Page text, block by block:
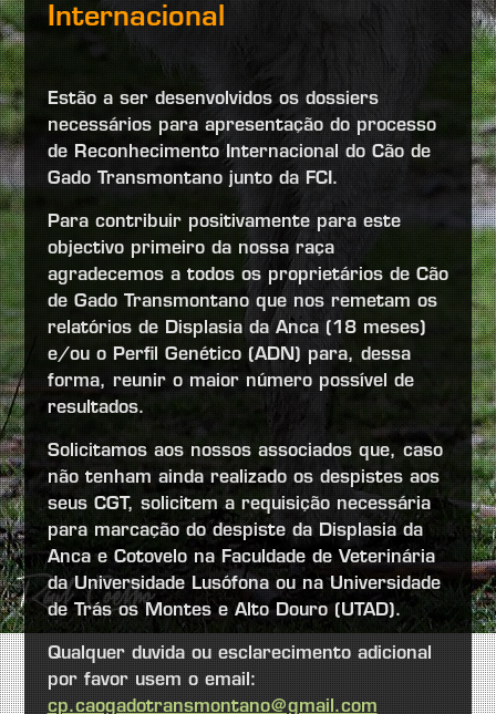
Internacional
Estão a ser desenvolvidos os dossiers
necessários para apresentação do processo
de Reconhecimento Internacional do Cão de
Gado Transmontano junto da FCI.
Para contribuir positivamente para este
objectivo primeiro da nossa raça
agradecemos a todos os proprietários de Cão
de Gado Transmontano que nos remetam os
relatórios de Displasia da Anca (18 meses)
e/ou o Perfil Genético (ADN) para, dessa
forma, reunir o maior número possível de
resultados.
Solicitamos aos nossos associados que, caso
não tenham ainda realizado os despistes aos
seus CGT, solicitem a requisição necessária
para marcação do despiste da Displasia da
Anca e Cotovelo na Faculdade de Veterinária
da Universidade Lusófona ou na Universidade
de Trás os Montes e Alto Douro (UTAD).
Qualquer duvida ou esclarecimento adicional
por favor usem o email:
cp.caogadotransmontano@gmail.com